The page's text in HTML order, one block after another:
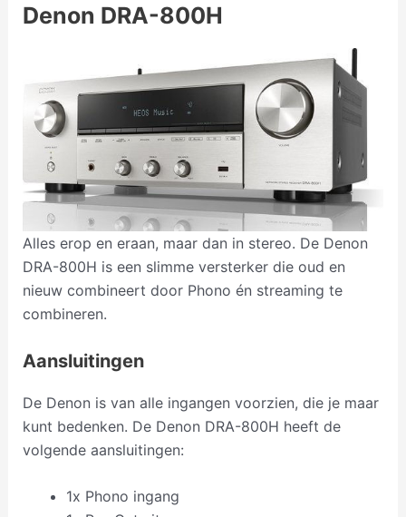
Denon DRA-800H
Alles erop en eraan, maar dan in stereo. De Denon
DRA-800H is een slimme versterker die oud en
nieuw combineert door Phono én streaming te
combineren.
Aansluitingen
De Denon is van alle ingangen voorzien, die je maar
kunt bedenken. De Denon DRA-800H heeft de
volgende aansluitingen:
1x Phono ingang